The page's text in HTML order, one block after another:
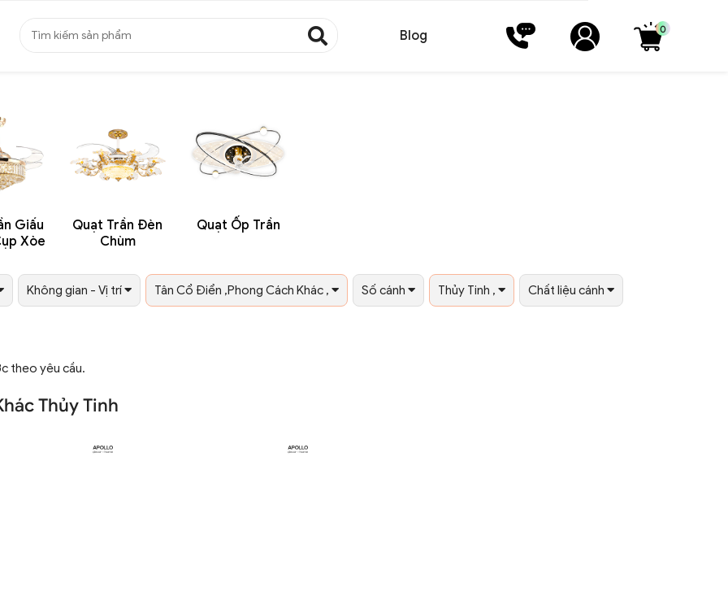
Blog 0
Giấu
Xòe
Quạt Trần Đèn
Chùm
Quạt Ốp Trần
Không gian - Vị trí Tân Cổ Điển ,Phong Cách Khác , Số cánh Thủy Tinh , Chất liệu cánh
theo yêu cầu.
Thủy Tinh